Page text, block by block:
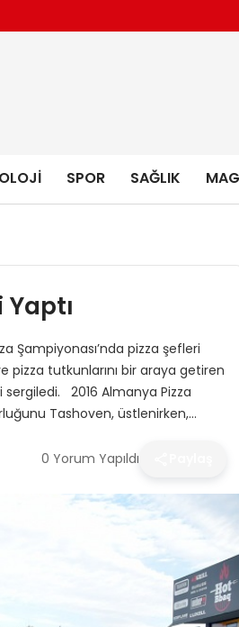
SPOR SAĞLIK
Şampiyonası’nda pizza şefleri
tutkunlarını bir araya getiren
2016 Almanya Pizza
Tashoven, üstlenirken,…
0 Yorum Yapıldı